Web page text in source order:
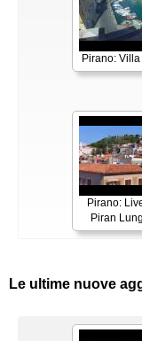
Pirano:
Pirano:
Piran
Le ultime nuove